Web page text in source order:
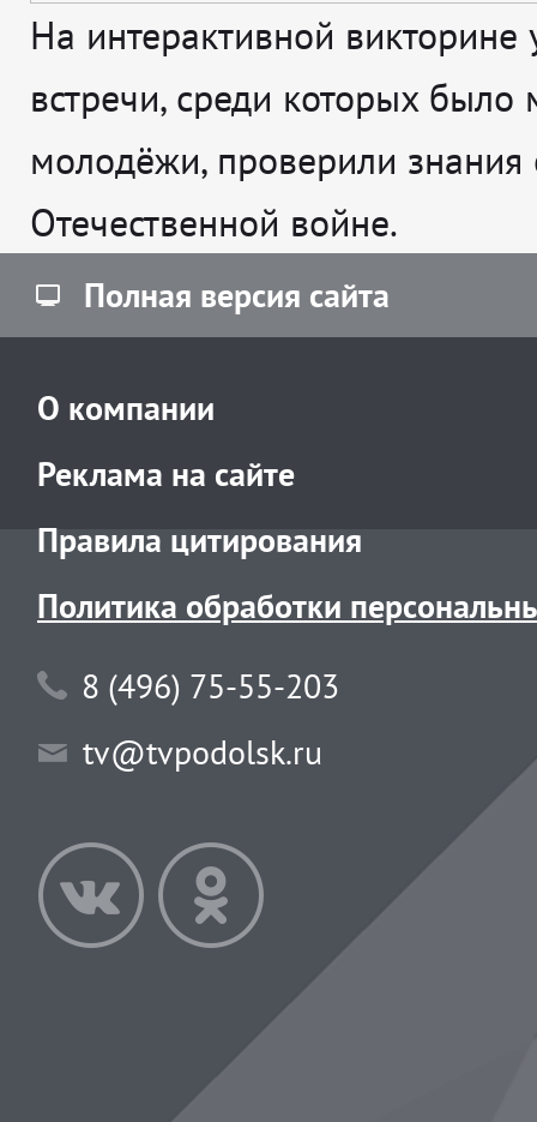
На интерактивной викторине
встречи, среди которых было
молодёжи, проверили знания
Отечественной войне.
Полная версия сайта
О компании
Реклама на сайте
Правила цитирования
Политика обработки
8 (496) 75-55-203
tv@tvpodolsk.ru